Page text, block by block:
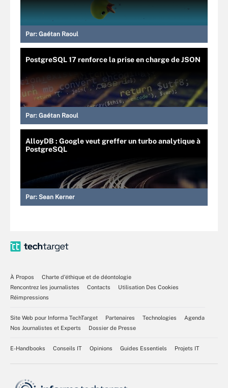
Par: Gaétan Raoul
PostgreSQL 17 renforce la prise en charge de JSON
Par: Gaétan Raoul
AlloyDB : Google veut greffer un turbo analytique à
PostgreSQL
Par: Sean Kerner
À Propos
Charte d’éthique et de déontologie
Rencontrez les journalistes
Contacts
Utilisation Des Cookies
Réimpressions
Site Web pour Informa TechTarget Partenaires Technologies
Agenda
Nos Journalistes et Experts
Dossier de Presse
E-Handbooks Conseils IT Opinions Guides Essentiels Projets IT